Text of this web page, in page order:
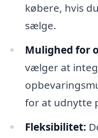
købere, hvis
sælge.
Mulighed for
vælger at
for at udnytte
Fleksibilitet: